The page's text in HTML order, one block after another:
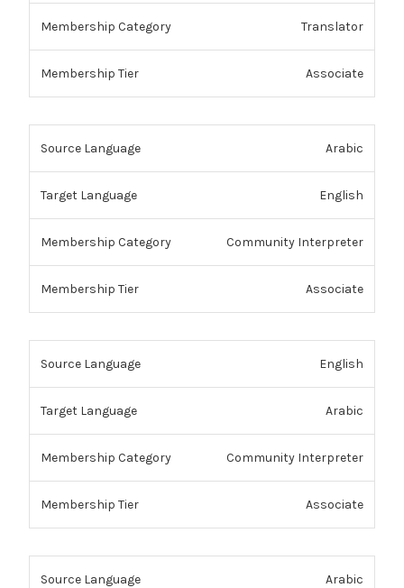
Translator
Associate
Arabic
English
Community Interpreter
Associate
English
Arabic
Community Interpreter
Associate
Arabic